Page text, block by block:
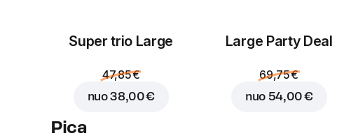
Super trio Large
47,85 €
nuo38,00 €
Large Party Deal
69,75 €
nuo 54,00 €
Pica